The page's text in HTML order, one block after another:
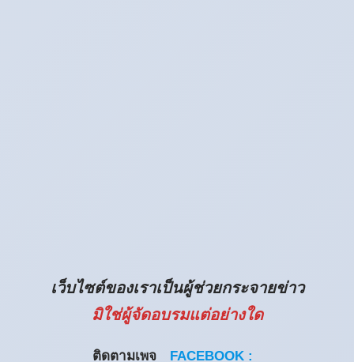
เว็บไซต์ของเราเป็นผู้ช่วยกระจายข่าว
มิใช่ผู้จัดอบรมแต่อย่างใด
ติดตามเพจ FACEBOOK :